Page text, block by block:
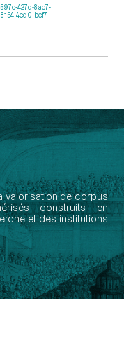
427d-8ac7-
4ed0-bef7-
valorisation de corpus
construits en
et des institutions